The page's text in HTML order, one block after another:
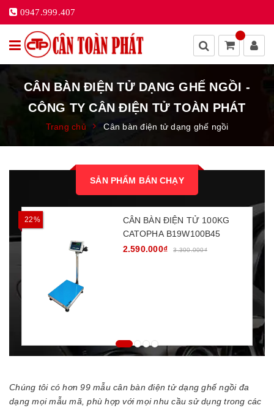
0947.999.407
CÂN BÀN ĐIỆN TỬ DẠNG GHẾ NGỒI -
CÔNG TY CÂN ĐIỆN TỬ TOÀN PHÁT
Trang chủ Cân bàn điện tử dạng ghế ngồi
SẢN PHẨM BÁN CHẠY
22%
CÂN BÀN ĐIỆN TỬ 100KG
CATOPHA B19W100B45
2.590.000₫
3.300.000₫
Chúng tôi có hơn 99 mẫu cân bàn điện tử dạng ghế ngồi đa
dạng mọi mẫu mã, phù hợp với mọi nhu cầu sử dụng trong các